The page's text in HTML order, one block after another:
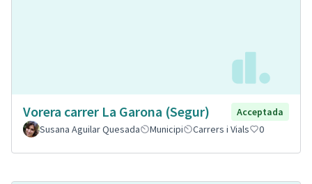
Vorera carrer La Garona (Segur)
Acceptada
Susana Aguilar Quesada
Municipi Carrers i Vials 0